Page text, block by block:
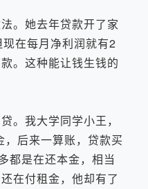
。她去年贷款开了家
在每月净利润就有2
。这种能让钱生钱的
我大学同学小王，
后来一算账，贷款买
都是在还本金，相当
在付租金，他却有了